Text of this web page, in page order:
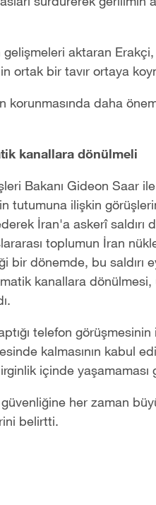
aktaran
bir tavır ortaya
korunmasında ‌daha
kanallara dönülmeli
Bakanı Gideon Saar
tutumuna ilişkin
İran'a askerî saldırı
toplumun İran
dönemde, bu saldırı
kanallara dönülmesi‌,
telefon
kalmasının kabul
içinde
her zaman
belirtti.